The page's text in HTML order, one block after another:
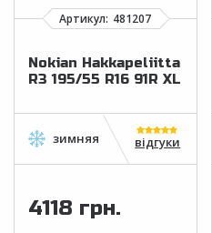
Nokian Hakkapeliitta
R3 195/55 R16 91R XL
відгуки
4118 грн.